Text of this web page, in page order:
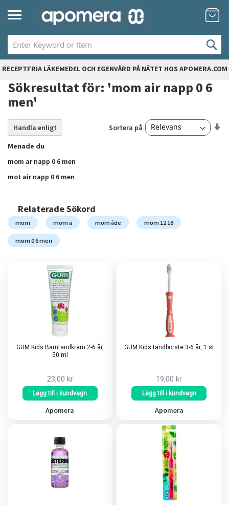
Hoppa
till
RECEPTFRIA LÄKEMEDEL OCH EGENVÅRD PÅ NÄTET HOS APOMERA.COM
Sökresultat för: 'mom air napp 0 6
men'
24artiklar
Sortera på
Menade du
mom ar napp 0 6 men
mot air napp 0 6 men
Relaterade Sökord
mom mom a mom åde mom 12 18
mom 0 6 men
GUM Kids Barntandkräm 2-6 år,
50 ml
23,00 kr
Lägg till i kundvagn
Apomera
GUM Kids tandborste 3-6 år, 1 st
19,00 kr
Lägg till i kundvagn
Apomera
Handla enligt